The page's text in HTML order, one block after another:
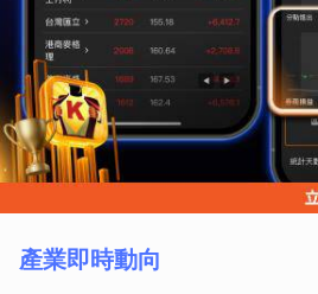
產業即時動向